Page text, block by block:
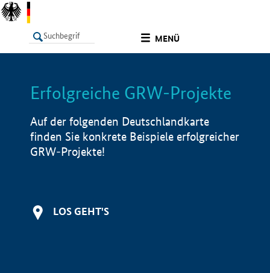
MENÜ
LISTE Info
Erfolgreiche GRW-Projekte
Auf der folgenden Deutschlandkarte
finden Sie konkrete Beispiele erfolgreicher
GRW-Projekte!
LOS GEHT'S